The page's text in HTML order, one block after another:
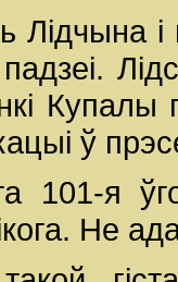
Лідчына
Купалы
ў
101-я
Не